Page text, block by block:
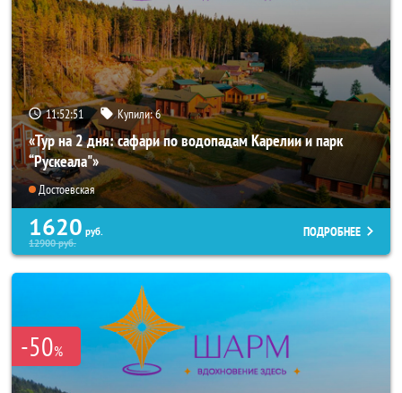
11:52:50 Купили:6
«Тур на 2 дня: сафари по водопадам Карелии и парк
“Рускеала"»
Достоевская
1620 руб.
12900руб.
ПОДРОБНЕЕ
-50%